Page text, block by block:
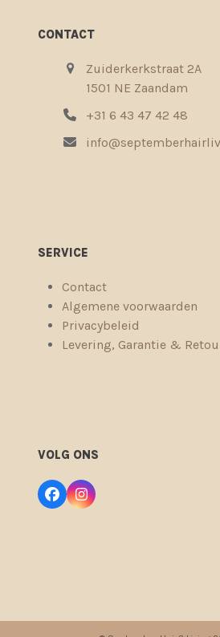
CONTACT
Zuiderkerkstraat 2A
1501 NE Zaandam
+31 6 43 47 42 48
SERVICE
Contact
Algemene voorwaarden
Privacybeleid
Levering, Garantie &
VOLG ONS
FacebookInstagram